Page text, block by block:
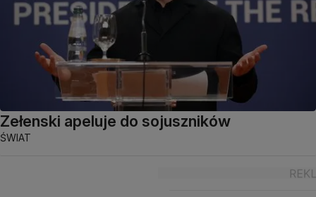
Zełenski apeluje do sojuszników
ŚWIAT